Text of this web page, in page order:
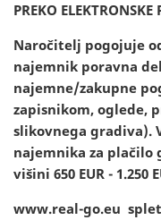
PREKO ELEKTRONSKE
Naročitelj pogojuje
najemnik poravna
najemne/zakupne
zapisnikom, oglede,
slikovnega gradiva).
najemnika za plačilo
višini 650 EUR - 1.250
www.real-go.eu